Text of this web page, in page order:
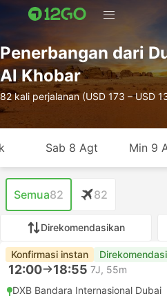
Penerbangan dari
Al Khobar
82 kali perjalanan (USD 173 – USD
Sab 8 Agt Min 9
Semua82 82
Direkomendasikan
Konfirmasi instan
12:00 18:55 7J, 55m
DXB Bandara Internasional Dubai